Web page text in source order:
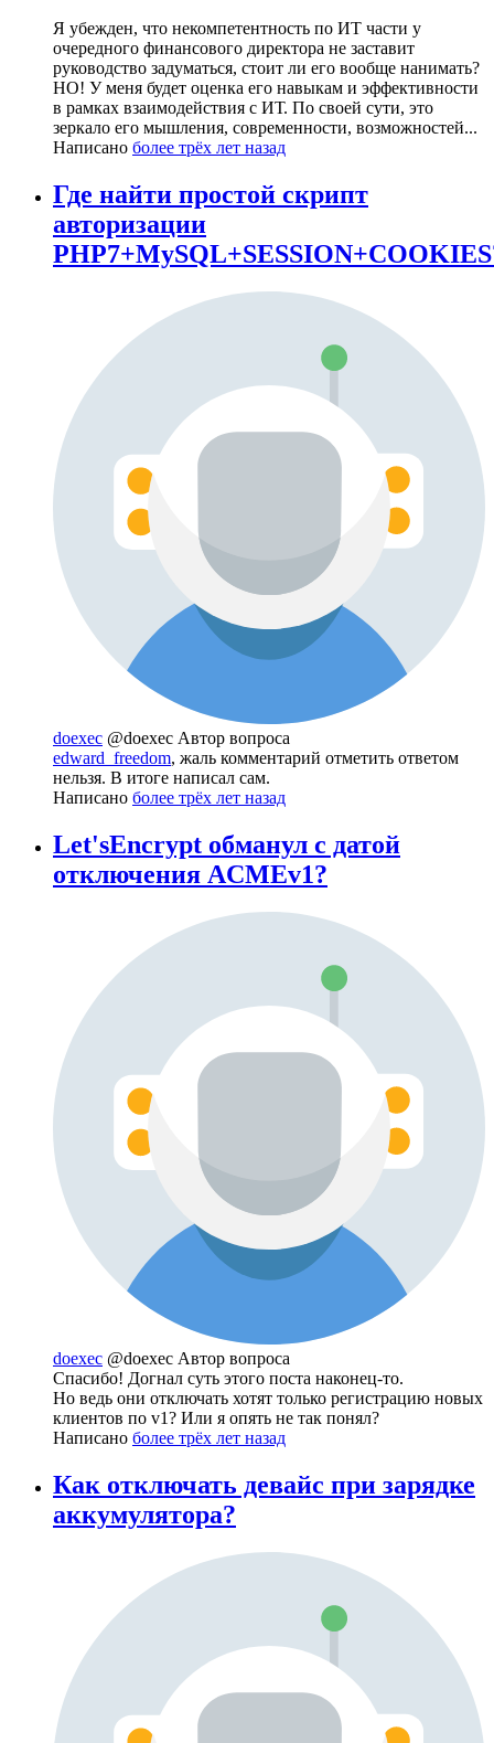
Я убежден, что некомпетентность по ИТ части у
очередного финансового директора не заставит
руководство задуматься, стоит ли его вообще нанимать?
НО! У меня будет оценка его навыкам и эффективности
в рамках взаимодействия с ИТ. По своей сути, это
зеркало его мышления, современности, возможностей...
Написано более трёх лет назад
Где найти простой скрипт
авторизации
doexec @doexec Автор вопроса
edward_freedom, жаль комментарий отметить ответом
нельзя. В итоге написал сам.
Написано более трёх лет назад
Let'sEncrypt обманул с датой
отключения ACMEv1?
doexec @doexec Автор вопроса
Спасибо! Догнал суть этого поста наконец-то.
Но ведь они отключать хотят только регистрацию новых
клиентов по v1? Или я опять не так понял?
Написано более трёх лет назад
Как отключать девайс при зарядке
аккумулятора?